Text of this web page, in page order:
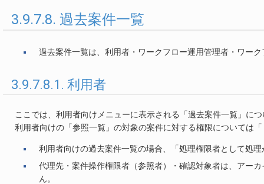
3.9.7.8. 過去案件一覧
過去案件一覧は、利用者・ワークフロー運用管理者・ワー
3.9.7.8.1. 利用者
ここでは、利用者向けメニューに表示される「過去案件一覧」に
利用者向けの「参照一覧」の対象の案件に対する権限については「
利用者向けの過去案件一覧の場合、「処理権限者として処
代理先・案件操作権限者（参照者）・確認対象者は、アー
ん。